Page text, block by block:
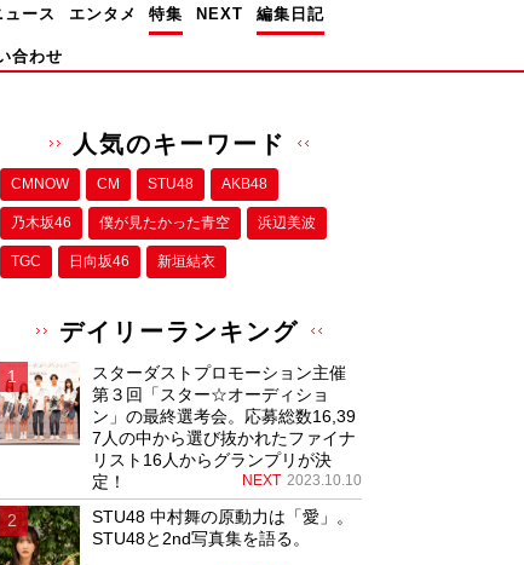
ュース エンタメ 特集 NEXT 編集日記
合わせ
人気のキーワード
CMNOW CM STU48 AKB48
乃木坂46 僕が⾒たかった⻘空 浜辺美波
TGC 日向坂46 新垣結衣
デイリーランキング
スターダストプロモーション主催
第３回「スター☆オーディショ
ン」の最終選考会。応募総数16,39
7人の中から選び抜かれたファイナ
リスト16人からグランプリが決
定！
NEXT 2023.10.10
STU48 中村舞の原動力は「愛」。
STU48と2nd写真集を語る。